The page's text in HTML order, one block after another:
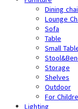
Dining
Lounge
Sofa
Table
Small
Storage
Shelves
Outdoor
For
Lighting